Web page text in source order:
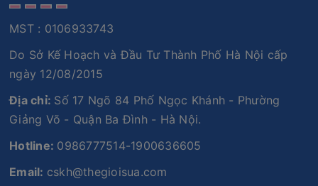
MST : 0106933743
Do Sở Kế Hoạch và Đầu Tư Thành Phố Hà Nội cấp
ngày 12/08/2015
Địa chỉ: Số 17 Ngõ 84 Phố Ngọc Khánh - Phường
Giảng Võ - Quận Ba Đình - Hà Nội.
Hotline: 0986777514-1900636605
Email: cskh@thegioisua.com